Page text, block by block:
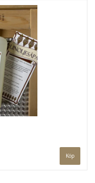
Köp